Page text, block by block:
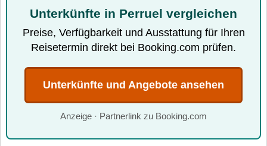
Unterkünfte in Perruel vergleichen
Preise, Verfügbarkeit und Ausstattung für Ihren
Reisetermin direkt bei Booking.com prüfen.
Unterkünfte und Angebote ansehen
Anzeige · Partnerlink zu Booking.com